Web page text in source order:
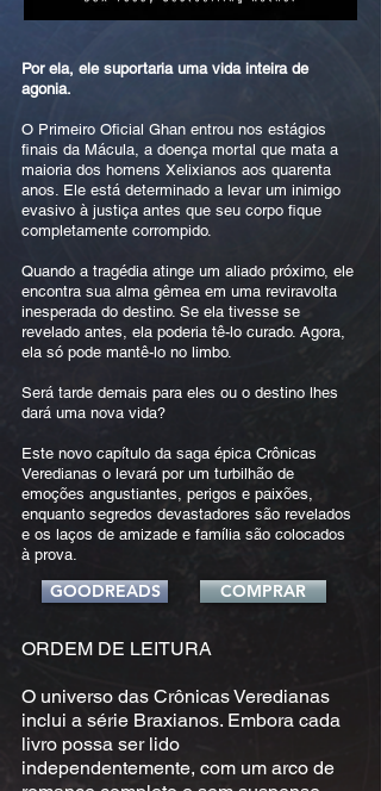
Por ela, ele suportaria uma vida inteira de
agonia.
O Primeiro Oficial Ghan entrou nos estágios
finais da Mácula, a doença mortal que mata a
maioria dos homens Xelixianos aos quarenta
anos. Ele está determinado a levar um inimigo
evasivo à justiça antes que seu corpo fique
completamente corrompido.
Quando a tragédia atinge um aliado próximo, ele
encontra sua alma gêmea em uma reviravolta
inesperada do destino. Se ela tivesse se
revelado antes, ela poderia tê-lo curado. Agora,
ela só pode mantê-lo no limbo.
Será tarde demais para eles ou o destino lhes
dará uma nova vida?
Este novo capítulo da saga épica Crônicas
Veredianas o levará por um turbilhão de
emoções angustiantes, perigos e paixões,
enquanto segredos devastadores são revelados
e os laços de amizade e família são colocados
à prova.
GOODREADS COMPRAR
ORDEM DE LEITURA
O universo das Crônicas Veredianas
inclui a série Braxianos. Embora cada
livro possa ser lido
independentemente, com um arco de